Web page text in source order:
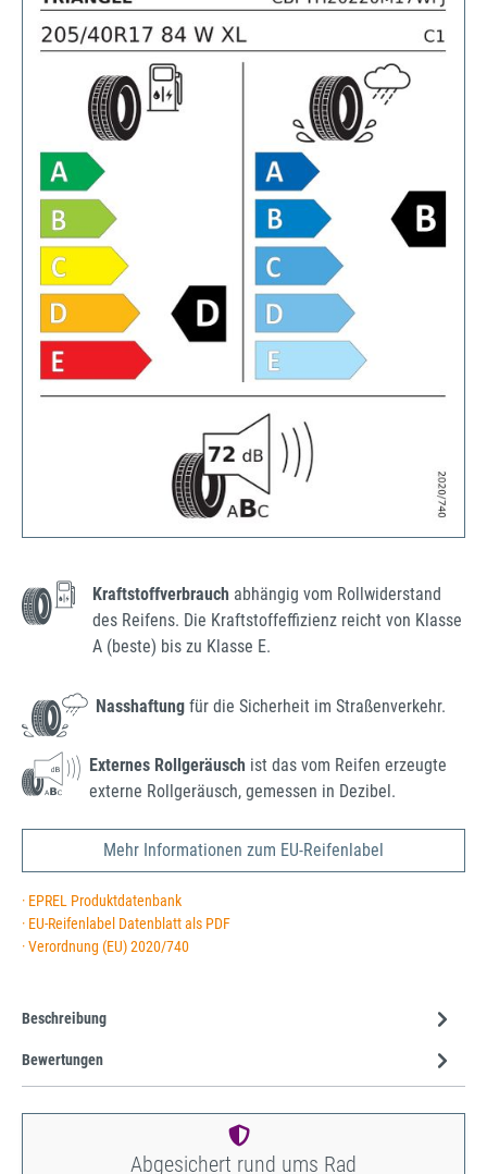
Kraftstoffverbrauch abhängig vom Rollwiderstand
des Reifens. Die Kraftstoffeffizienz reicht von Klasse
A (beste) bis zu Klasse E.
Nasshaftung für die Sicherheit im Straßenverkehr.
Externes Rollgeräusch ist das vom Reifen erzeugte
externe Rollgeräusch, gemessen in Dezibel.
Mehr Informationen zum EU-Reifenlabel
· EPREL Produktdatenbank
· EU-Reifenlabel Datenblatt als PDF
· Verordnung (EU) 2020/740
Beschreibung
Bewertungen
Abgesichert rund ums Rad